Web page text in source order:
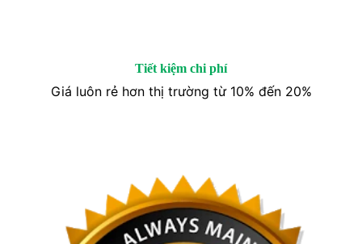
Tiết kiệm chi phí
Giá luôn rẻ hơn thị trường từ 10% đến 20%